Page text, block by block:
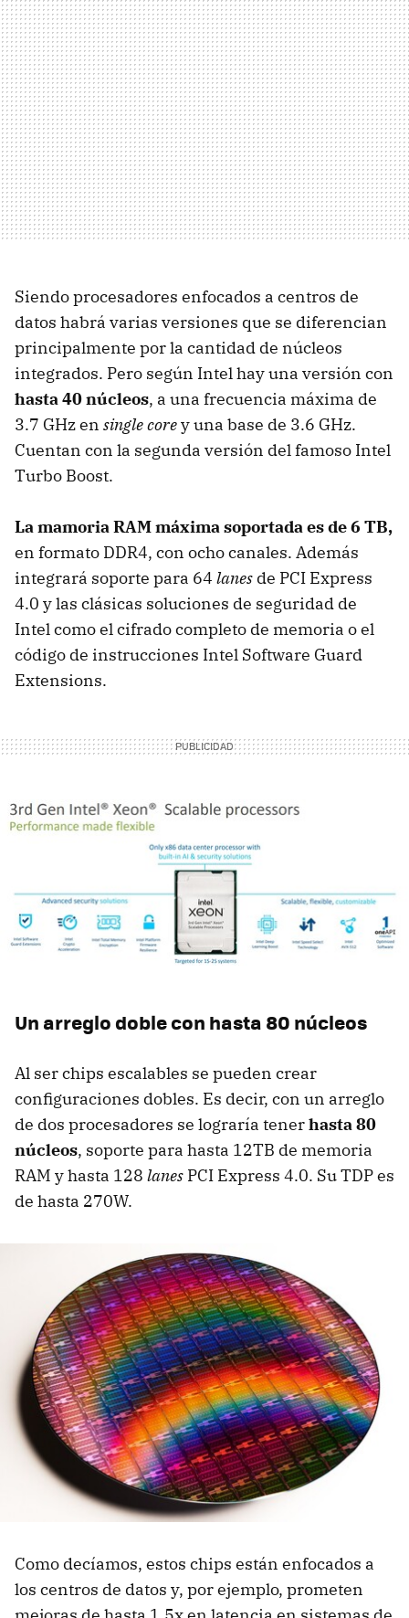
Siendo procesadores enfocados a centros de
datos habrá varias versiones que se diferencian
principalmente por la cantidad de núcleos
integrados. Pero según Intel hay una versión con
hasta 40 núcleos, a una frecuencia máxima de
3.7 GHz en single corey una base de 3.6 GHz.
Cuentan con la segunda versión del famoso Intel
Turbo Boost.
La mamoria RAM máxima soportada es de 6 TB,
en formato DDR4, con ocho canales. Además
integrará soporte para 64 lanes de PCI Express
4.0 y las clásicas soluciones de seguridad de
Intel como el cifrado completo de memoria o el
código de instrucciones Intel Software Guard
Extensions.
Un arreglo doble con hasta 80 núcleos
Al ser chips escalables se pueden crear
configuraciones dobles. Es decir, con un arreglo
de dos procesadores se lograría tenerhasta 80
núcleos, soporte para hasta 12TB de memoria
RAM y hasta 128 lanes PCI Express 4.0. Su TDP es
de hasta 270W.
Como decíamos, estos chips están enfocados a
los centros de datos y, por ejemplo, prometen